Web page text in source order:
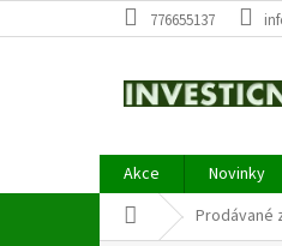
na
776655137
Akce Novinky
Domů Prodávané